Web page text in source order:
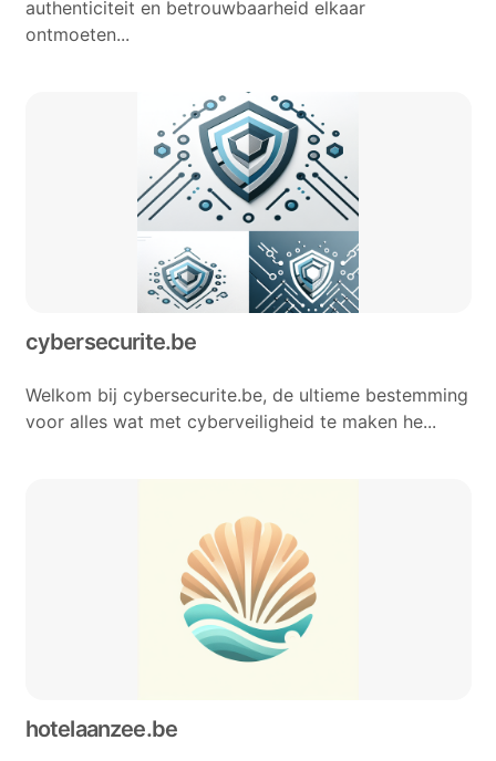
authenticiteit en betrouwbaarheid elkaar
ontmoeten...
cybersecurite.be
Welkom bij cybersecurite.be, de ultieme bestemming
voor alles wat met cyberveiligheid te maken he...
hotelaanzee.be